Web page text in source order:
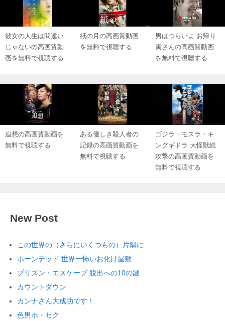
彼女の人生は間違い
じゃないの高画質動
画を無料で視聴する
紙の月の高画質動画
を無料で視聴する
男はつらいよ お帰り
寅さんの高画質動画
を無料で視聴する
追想の高画質動画を
無料で視聴する
ある優しき殺人者の
記録の高画質動画を
無料で視聴する
ゴジラ・モスラ・キ
ングギドラ 大怪獣総
攻撃の高画質動画を
無料で視聴する
New Post
この世界の（さらにいくつもの）片隅に
ホーンテッド 世界一怖いお化け屋敷
プリズン・エスケープ 脱出への10の鍵
カウントダウン
カンナさん大成功です！
色男ホ・セク